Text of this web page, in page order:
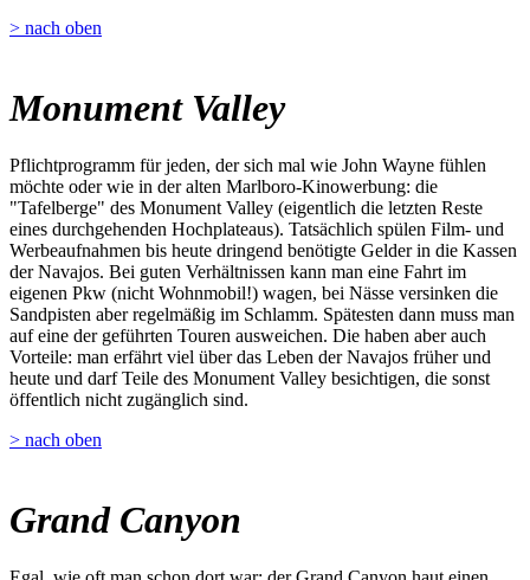
> nach oben
Monument Valley
Pflichtprogramm für jeden, der sich mal wie John Wayne fühlen
möchte oder wie in der alten Marlboro-Kinowerbung: die
"Tafelberge" des Monument Valley (eigentlich die letzten Reste
eines durchgehenden Hochplateaus). Tatsächlich spülen Film- und
Werbeaufnahmen bis heute dringend benötigte Gelder in die Kassen
der Navajos. Bei guten Verhältnissen kann man eine Fahrt im
eigenen Pkw (nicht Wohnmobil!) wagen, bei Nässe versinken die
Sandpisten aber regelmäßig im Schlamm. Spätesten dann muss man
auf eine der geführten Touren ausweichen. Die haben aber auch
Vorteile: man erfährt viel über das Leben der Navajos früher und
heute und darf Teile des Monument Valley besichtigen, die sonst
öffentlich nicht zugänglich sind.
> nach oben
Grand Canyon